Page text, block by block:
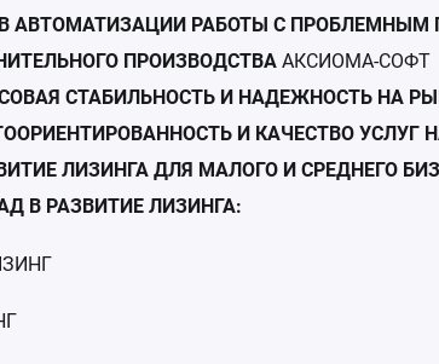
АВТОМАТИЗАЦИИ РАБОТЫ С ПРОБЛЕМНЫМ
ПРОИЗВОДСТВА АКСИОМА-СОФТ
СТАБИЛЬНОСТЬ И НАДЕЖНОСТЬ НА
И КАЧЕСТВО УСЛУГ
ЛИЗИНГА ДЛЯ МАЛОГО И СРЕДНЕГО
В РАЗВИТИЕ ЛИЗИНГА: